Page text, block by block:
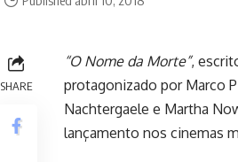
SHARE
“O Nome da Morte”,
protagonizado por Marco
Nachtergaele e Martha
lançamento nos cinemas